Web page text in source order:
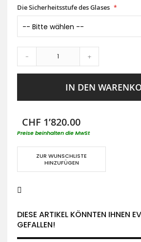
Die Sicherheitsstufe des Glases
- +
IN DEN
CHF 1’820.00
Preise beinhalten die MwSt
ZUR WUNSCHLISTE
HINZUFÜGEN
DIESE ARTIKEL KÖNNTEN IHNEN
GEFALLEN!